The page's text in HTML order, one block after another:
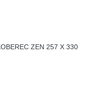
ZEN 257 X 330